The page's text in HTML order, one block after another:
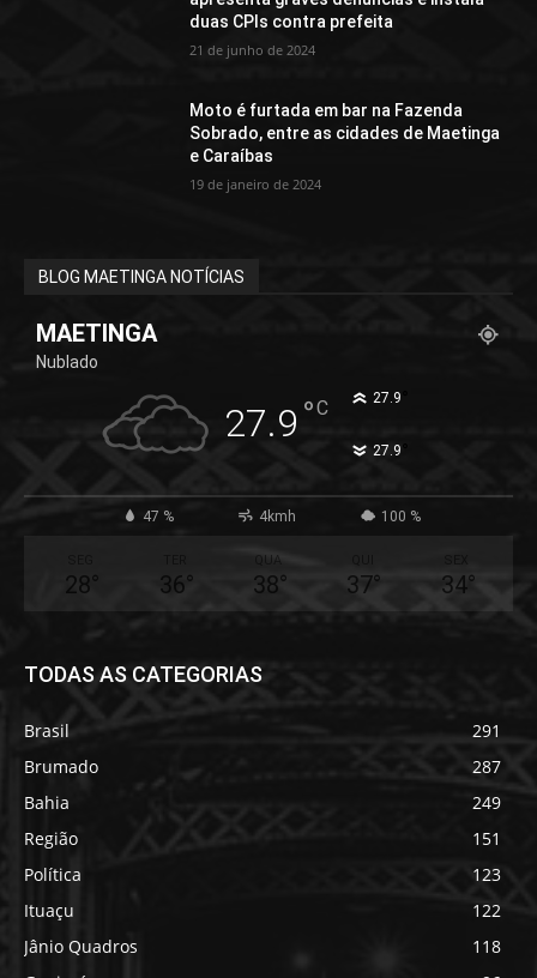
duas CPIs contra prefeita
21 de junho de 2024
Moto é furtada em bar na Fazenda
Sobrado, entre as cidades de Maetinga
e Caraíbas
19 de janeiro de 2024
BLOG MAETINGA NOTÍCIAS
MAETINGA
Nublado
27.9 °C 27.9
27.9
47 % 4kmh 100 %
28° 36°
QUA
38° 37° 34°
TODAS AS CATEGORIAS
Brasil
291
Brumado
287
Bahia
249
Região
151
Política
123
Ituaçu
122
Jânio Quadros
118